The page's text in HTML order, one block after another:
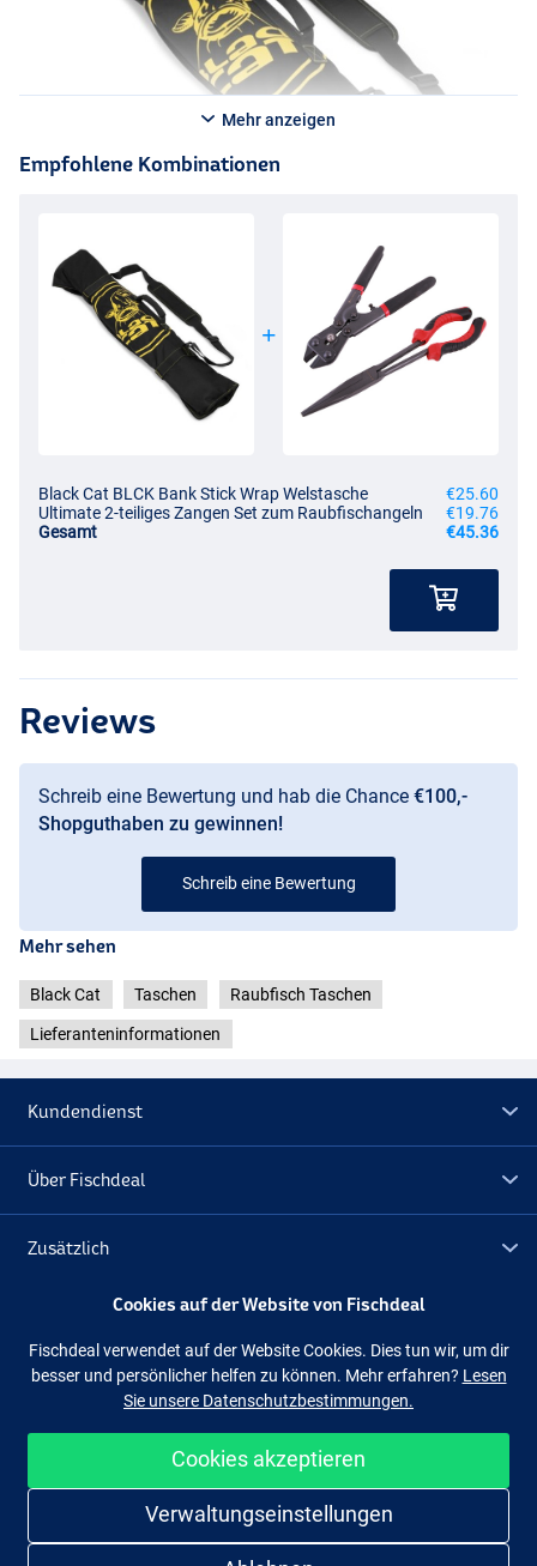
Mehr anzeigen
Empfohlene Kombinationen
Black Cat BLCK Bank Stick Wrap Welstasche
€25.60
Ultimate 2-teiliges Zangen Set zum Raubfischangeln
€19.76
Gesamt
€45.36
Reviews
Schreib eine Bewertung und hab die Chance €100,-
Shopguthaben zu gewinnen!
Schreib eine Bewertung
Mehr sehen
Black Cat Taschen Raubfisch Taschen
Lieferanteninformationen
Kundendienst
Über Fischdeal
Zusätzlich
Lagerräumung
Facebook
Einfach und sicher shoppen
Cookies auf der Website von Fischdeal
Fischdeal verwendet auf der Website Cookies. Dies tun wir, um dir
besser und persönlicher helfen zu können. Mehr erfahren? Lesen
Sie unsere Datenschutzbestimmungen.
Cookies akzeptieren
Verwaltungseinstellungen